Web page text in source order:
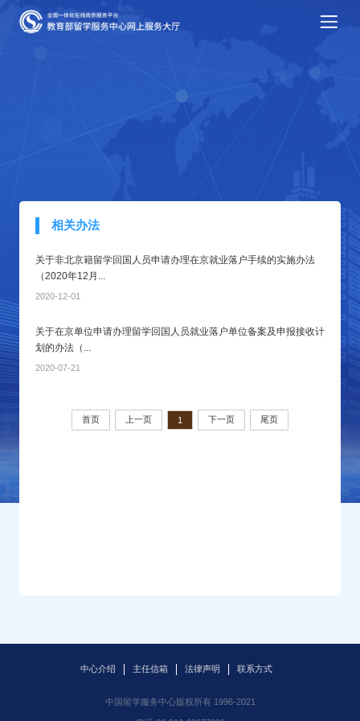
相关办法
关于非北京籍留学回国人员申请办理在京就业落户手续的实施办法
（2020年12月...
2020-12-01
关于在京单位申请办理留学回国人员就业落户单位备案及申报接收计
划的办法（...
2020-07-21
首页 上一页 1 下一页 尾页
中心介绍 主任信箱 法律声明 联系方式
中国留学服务中心版权所有 1996-2021